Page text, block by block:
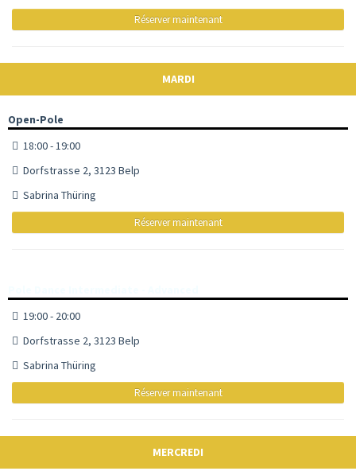
Réserver maintenant
MARDI
Open-Pole
18:00 - 19:00
Dorfstrasse 2, 3123 Belp
Sabrina Thüring
Réserver maintenant
19:00 - 20:00
Dorfstrasse 2, 3123 Belp
Sabrina Thüring
Réserver maintenant
MERCREDI